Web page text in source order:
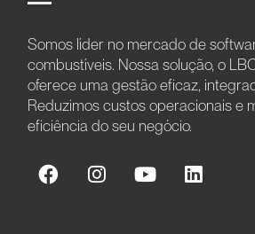
Somos líder no mercado de
combustíveis. Nossa solução, o
oferece uma gestão eficaz,
Reduzimos custos operacionais e
eficiência do seu negócio.